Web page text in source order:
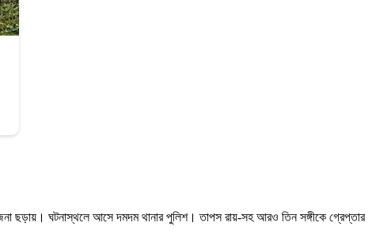
ছড়ায়। ঘটনাস্থলে আসে দমদম থানার পুলিশ। তাপস রায়-সহ আরও তিন সঙ্গীকে গ্রেপ্তার